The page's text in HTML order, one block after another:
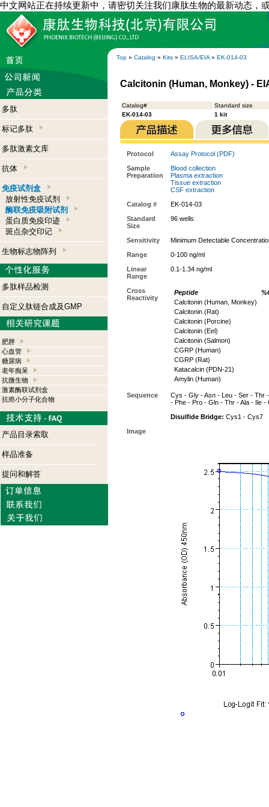
中文网站正在持续更新中，请密切关注我们康肽生物的最新动态，
Top » Catalog » Kits » ELISA/EIA » EK-014-03
多肽
标记多肽
多肽激素文库
抗体
免疫试剂盒
放射性免疫试剂
酶联免疫吸附试剂
蛋白质免疫印迹
斑点杂交印记
生物标志物阵列
多肽样品检测
自定义肽链合成及GMP
肥胖
心血管
糖尿病
老年痴呆
抗微生物
激素酶联试剂盒
抗癌小分子化合物
产品目录索取
样品准备
提问和解答
Calcitonin (Human, Monkey) -
Catalog#
Standard size
EK-014-03
1 kit
Protocol
Assay Protocol (PDF)
Sample
Preparation
Blood collection
Plasma extraction
Tissue extraction
CSF extraction
Catalog #
EK-014-03
Standard
Size
96 wells
Sensitivity
Minimum Detectable
Range
0-100 ng/ml
Linear
Range
0.1-1.34 ng/ml
Cross
Reactivity
Peptide
Calcitonin (Human, Monkey)
Calcitonin (Rat)
Calcitonin (Porcine)
Calcitonin (Eel)
Calcitonin (Salmon)
CGRP (Human)
CGRP (Rat)
Katacalcin (PDN-21)
Amylin (Human)
Sequence
Cys - Gly - Asn - Leu - Ser - Thr
- Phe - Pro - Gln - Thr - Ala - Ile -
Disulfide Bridge: Cys1 - Cys7
Image